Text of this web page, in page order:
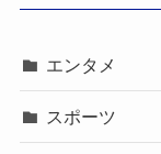
エンタメ
スポーツ